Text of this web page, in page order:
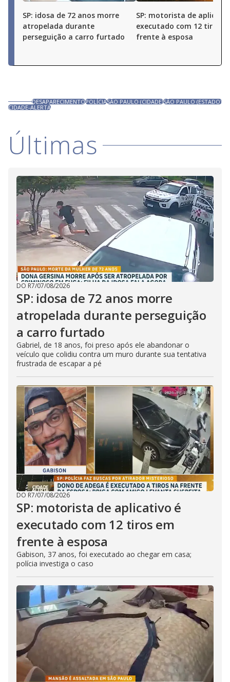
SP: idosa de 72 anos morre
atropelada durante
perseguição a carro furtado
SP: motorista de
executado com 12 tiros
frente à esposa
DESAPARECIMENTOPOLÍCIASÃO PAULO (CIDADE)SÃO PAULO (ESTADO)
CIDADE-ALERTA
Últimas
DO R7/07/08/2026
SP: idosa de 72 anos morre
atropelada durante perseguição
a carro furtado
Gabriel, de 18 anos, foi preso após ele abandonar o
veículo que colidiu contra um muro durante sua tentativa
frustrada de escapar a pé
DO R7/07/08/2026
SP: motorista de aplicativo é
executado com 12 tiros em
frente à esposa
Gabison, 37 anos, foi executado ao chegar em casa;
polícia investiga o caso